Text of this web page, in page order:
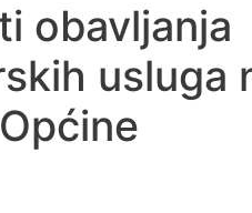
obavljanja
usluga